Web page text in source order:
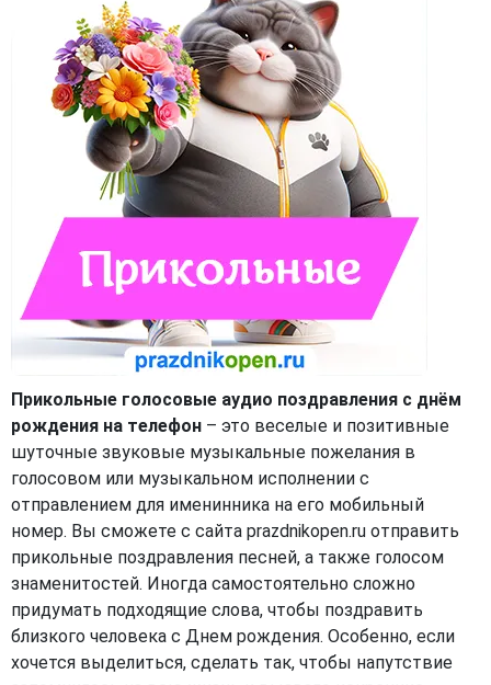
Прикольные голосовые аудио поздравления с днём
рождения на телефон – это веселые и позитивные
шуточные звуковые музыкальные пожелания в
голосовом или музыкальном исполнении с
отправлением для именинника на его мобильный
номер. Вы сможете с сайта prazdnikopen.ru отправить
прикольные поздравления песней, а также голосом
знаменитостей. Иногда самостоятельно сложно
придумать подходящие слова, чтобы поздравить
близкого человека с Днем рождения. Особенно, если
хочется выделиться, сделать так, чтобы напутствие